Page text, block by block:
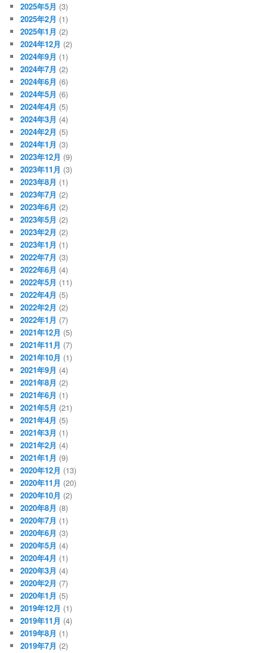
2025年5月 (3)
2025年2月 (1)
2025年1月 (2)
2024年12月 (2)
2024年9月 (1)
2024年7月 (2)
2024年6月 (6)
2024年5月 (6)
2024年4月 (5)
2024年3月 (4)
2024年2月 (5)
2024年1月 (3)
2023年12月 (9)
2023年11月 (3)
2023年8月 (1)
2023年7月 (2)
2023年6月 (2)
2023年5月 (2)
2023年2月 (2)
2023年1月 (1)
2022年7月 (3)
2022年6月 (4)
2022年5月 (11)
2022年4月 (5)
2022年2月 (2)
2022年1月 (7)
2021年12月 (5)
2021年11月 (7)
2021年10月 (1)
2021年9月 (4)
2021年8月 (2)
2021年6月 (1)
2021年5月 (21)
2021年4月 (5)
2021年3月 (1)
2021年2月 (4)
2021年1月 (9)
2020年12月 (13)
2020年11月 (20)
2020年10月 (2)
2020年8月 (8)
2020年7月 (1)
2020年6月 (3)
2020年5月 (4)
2020年4月 (1)
2020年3月 (4)
2020年2月 (7)
2020年1月 (5)
2019年12月 (1)
2019年11月 (4)
2019年8月 (1)
2019年7月 (2)